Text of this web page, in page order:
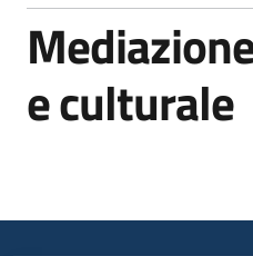
Servizi
Menu selezionato
Centri
e culturale